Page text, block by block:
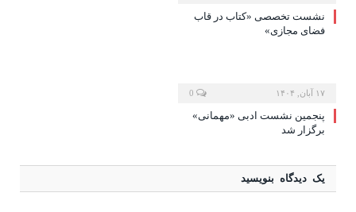
نشست تخصصی «کتاب در قاب
فضای مجازی»
۱۷ آبان, ۱۴۰۴
پنجمین نشست ادبی «مهمانی»
برگزار شد
یک دیدگاه بنویسید